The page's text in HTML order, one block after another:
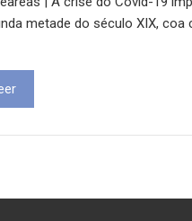
metade do século XIX,